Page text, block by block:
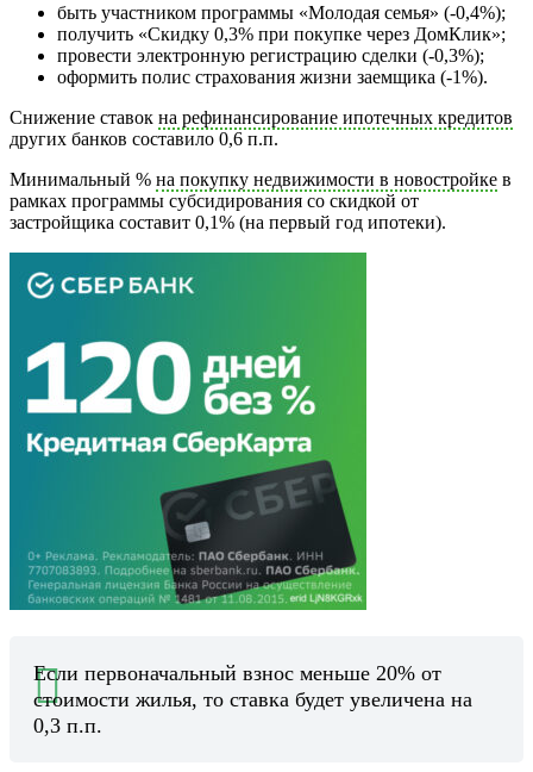
быть участником программы «Молодая семья» (-0,4%);
получить «Скидку 0,3% при покупке через ДомКлик»;
провести электронную регистрацию сделки (-0,3%);
оформить полис страхования жизни заемщика (-1%).
Снижение ставок на рефинансирование ипотечных кредитов
других банков составило 0,6 п.п.
Минимальный % на покупку недвижимости в новостройке в
рамках программы субсидирования со скидкой от
застройщика составит 0,1% (на первый год ипотеки).
Если первоначальный взнос меньше 20% от
стоимости жилья, то ставка будет увеличена на
0,3 п.п.